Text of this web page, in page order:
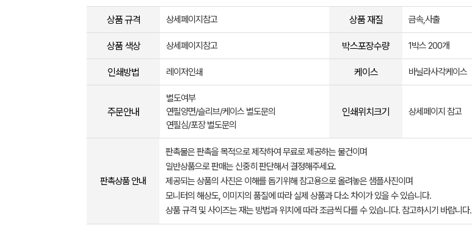
상품 규격 상세페이지참고 상품 재질 금속,사출
상품 색상 상세페이지참고 박스포장수량 1박스 200개
인쇄방법 레이저인쇄 케이스 바닐라사각케이스
주문안내
별도여부
연필양면/슬리브/케이스 별도문의
연필심/포장 별도문의
인쇄위치크기 상세페이지 참고
판촉상품 안내
판촉물은 판촉을 목적으로 제작하여 무료로 제공하는 물건이며
일반상품으로 판매는 신중히 판단해서 결정해주세요.
제공되는 상품의 사진은 이해를 돕기위해 참고용으로 올려놓은 샘플사진이며
모니터의 해상도, 이미지의 품질에 따라 실제 상품과 다소 차이가 있을 수 있습니다.
상품 규격 및 사이즈는 재는 방법과 위치에 따라 조금씩 다를 수 있습니다. 참고하시기 바랍니다.